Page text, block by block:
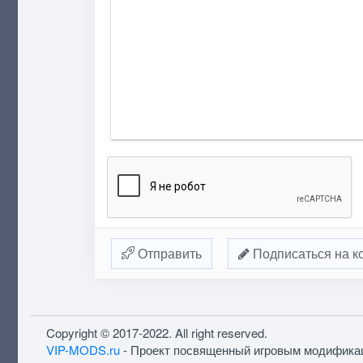
Отправить Подписаться на
Copyright © 2017-2022. All right reserved.
VIP-MODS.ru- Проект посвященный игровым